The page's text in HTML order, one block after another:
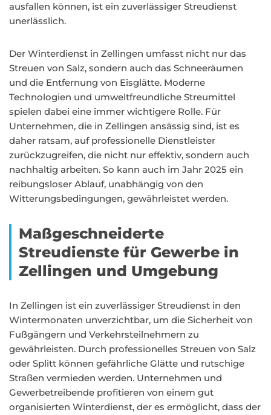
ausfallen können, ist ein zuverlässiger Streudienst
unerlässlich.
Der Winterdienst in Zellingen umfasst nicht nur das
Streuen von Salz, sondern auch das Schneeräumen
und die Entfernung von Eisglätte. Moderne
Technologien und umweltfreundliche Streumittel
spielen dabei eine immer wichtigere Rolle. Für
Unternehmen, die in Zellingen ansässig sind, ist es
daher ratsam, auf professionelle Dienstleister
zurückzugreifen, die nicht nur effektiv, sondern auch
nachhaltig arbeiten. So kann auch im Jahr 2025 ein
reibungsloser Ablauf, unabhängig von den
Witterungsbedingungen, gewährleistet werden.
Maßgeschneiderte
Streudienste für Gewerbe in
Zellingen und Umgebung
In Zellingen ist ein zuverlässiger Streudienst in den
Wintermonaten unverzichtbar, um die Sicherheit von
Fußgängern und Verkehrsteilnehmern zu
gewährleisten. Durch professionelles Streuen von Salz
oder Splitt können gefährliche Glätte und rutschige
Straßen vermieden werden. Unternehmen und
Gewerbetreibende profitieren von einem gut
organisierten Winterdienst, der es ermöglicht, dass der